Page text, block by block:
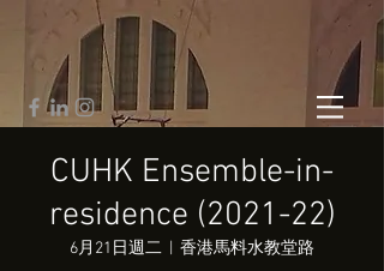
CUHK Ensemble-in-
residence (2021-22)
6月21日週二 香港馬料水教堂路